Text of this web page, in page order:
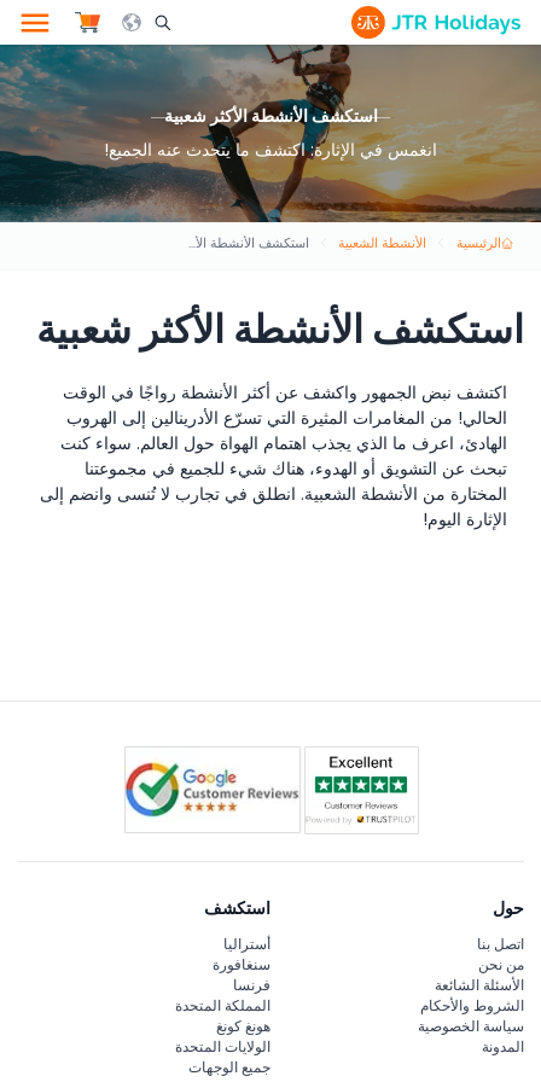
Search Opener Icon
استكشف الأنشطة الأكثر شعبية
انغمس في الإثارة: اكتشف ما يتحدث عنه الجميع!
الرئيسية الأنشطة الشعبية استكشف الأنشطة الأكثر شعبية
استكشف الأنشطة الأكثر شعبية
اكتشف نبض الجمهور واكشف عن أكثر الأنشطة رواجًا في الوقت
الحالي! من المغامرات المثيرة التي تسرّع الأدرينالين إلى الهروب
الهادئ، اعرف ما الذي يجذب اهتمام الهواة حول العالم. سواء كنت
تبحث عن التشويق أو الهدوء، هناك شيء للجميع في مجموعتنا
المختارة من الأنشطة الشعبية. انطلق في تجارب لا تُنسى وانضم إلى
الإثارة اليوم!
حول
اتصل بنا
من نحن
الأسئلة الشائعة
الشروط والأحكام
سياسة الخصوصية
المدونة
استكشف
أستراليا
سنغافورة
فرنسا
المملكة المتحدة
هونغ كونغ
الولايات المتحدة
جميع الوجهات